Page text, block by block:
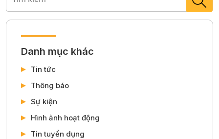
Danh mục khác
Tin tức
Thông báo
Sự kiện
Hình ảnh hoạt động
Tin tuyển dụng